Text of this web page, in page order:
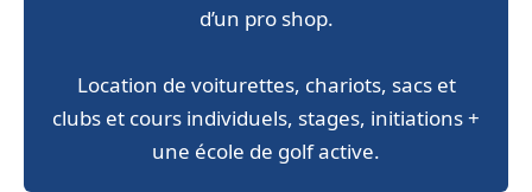
d’un pro shop.
Location de voiturettes, chariots, sacs et
clubs et cours individuels, stages, initiations +
une école de golf active.